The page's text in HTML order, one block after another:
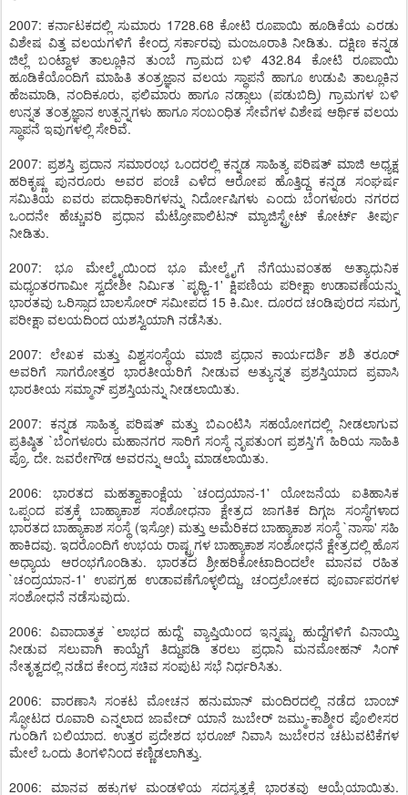
2007: ಕರ್ನಾಟಕದಲ್ಲಿ ಸುಮಾರು 1728.68 ಕೋಟಿ ರೂಪಾಯಿ ಹೂಡಿಕೆಯ ಎರಡು
ವಿಶೇಷ ವಿತ್ತ ವಲಯಗಳಿಗೆ ಕೇಂದ್ರ ಸರ್ಕಾರವು ಮಂಜೂರಾತಿ ನೀಡಿತು. ದಕ್ಷಿಣ ಕನ್ನಡ
ಜಿಲ್ಲೆ ಬಂಟ್ವಾಳ ತಾಲ್ಲೂಕಿನ ತುಂಬೆ ಗ್ರಾಮದ ಬಳಿ 432.84 ಕೋಟಿ ರೂಪಾಯಿ
ಹೂಡಿಕೆಯೊಂದಿಗೆ ಮಾಹಿತಿ ತಂತ್ರಜ್ಞಾನ ವಲಯ ಸ್ಥಾಪನೆ ಹಾಗೂ ಉಡುಪಿ ತಾಲ್ಲೂಕಿನ
ಹೆಜಮಾಡಿ, ನಂದಿಕೂರು, ಫಲಿಮಾರು ಹಾಗೂ ನಡ್ಸಾಲು (ಪಡುಬಿದ್ರಿ) ಗ್ರಾಮಗಳ ಬಳಿ
ಉನ್ನತ ತಂತ್ರಜ್ಞಾನ ಉತ್ಪನ್ನಗಳು ಹಾಗೂ ಸಂಬಂಧಿತ ಸೇವೆಗಳ ವಿಶೇಷ ಆರ್ಥಿಕ ವಲಯ
ಸ್ಥಾಪನೆ ಇವುಗಳಲ್ಲಿ ಸೇರಿವೆ.
2007: ಪ್ರಶಸ್ತಿ ಪ್ರದಾನ ಸಮಾರಂಭ ಒಂದರಲ್ಲಿ ಕನ್ನಡ ಸಾಹಿತ್ಯ ಪರಿಷತ್ ಮಾಜಿ ಅಧ್ಯಕ್ಷ
ಹರಿಕೃಷ್ಣ ಪುನರೂರು ಅವರ ಪಂಚೆ ಎಳೆದ ಆರೋಪ ಹೊತ್ತಿದ್ದ ಕನ್ನಡ ಸಂಘರ್ಷ
ಸಮಿತಿಯ ಐವರು ಪದಾಧಿಕಾರಿಗಳನ್ನು ನಿರ್ದೋಷಿಗಳು ಎಂದು ಬೆಂಗಳೂರು ನಗರದ
ಒಂದನೇ ಹೆಚ್ಚುವರಿ ಪ್ರಧಾನ ಮೆಟ್ರೋಪಾಲಿಟನ್ ಮ್ಯಾಜಿಸ್ಟ್ರೇಟ್ ಕೋರ್ಟ್ ತೀರ್ಪು
ನೀಡಿತು.
2007: ಭೂ ಮೇಲ್ಮೈಯಿಂದ ಭೂ ಮೇಲ್ಮೈಗೆ ನೆಗೆಯುವಂತಹ ಅತ್ಯಾಧುನಿಕ
ಮಧ್ಯಂತರಗಾಮೀ ಸ್ವದೇಶೀ ನಿರ್ಮಿತ `ಪೃಥ್ವಿ-1' ಕ್ಷಿಪಣಿಯ ಪರೀಕ್ಷಾ ಉಡಾವಣೆಯನ್ನು
ಭಾರತವು ಒರಿಸ್ಸಾದ ಬಾಲಸೋರ್ ಸಮೀಪದ 15 ಕಿ.ಮೀ. ದೂರದ ಚಂಡಿಪುರದ ಸಮಗ್ರ
ಪರೀಕ್ಷಾ ವಲಯದಿಂದ ಯಶಸ್ವಿಯಾಗಿ ನಡೆಸಿತು.
2007: ಲೇಖಕ ಮತ್ತು ವಿಶ್ವಸಂಸ್ಥೆಯ ಮಾಜಿ ಪ್ರಧಾನ ಕಾರ್ಯದರ್ಶಿ ಶಶಿ ತರೂರ್
ಅವರಿಗೆ ಸಾಗರೋತ್ತರ ಭಾರತೀಯರಿಗೆ ನೀಡುವ ಅತ್ಯುನ್ನತ ಪ್ರಶಸ್ತಿಯಾದ ಪ್ರವಾಸಿ
ಭಾರತೀಯ ಸಮ್ಮಾನ್ ಪ್ರಶಸ್ತಿಯನ್ನು ನೀಡಲಾಯಿತು.
2007: ಕನ್ನಡ ಸಾಹಿತ್ಯ ಪರಿಷತ್ ಮತ್ತು ಬಿಎಂಟಿಸಿ ಸಹಯೋಗದಲ್ಲಿ ನೀಡಲಾಗುವ
ಪ್ರತಿಷ್ಠಿತ `ಬೆಂಗಳೂರು ಮಹಾನಗರ ಸಾರಿಗೆ ಸಂಸ್ಥೆ ನೃಪತುಂಗ ಪ್ರಶಸ್ತಿ'ಗೆ ಹಿರಿಯ ಸಾಹಿತಿ
ಪ್ರೊ. ದೇ. ಜವರೇಗೌಡ ಅವರನ್ನು ಆಯ್ಕೆ ಮಾಡಲಾಯಿತು.
2006: ಭಾರತದ ಮಹತ್ವಾಕಾಂಕ್ಷೆಯ `ಚಂದ್ರಯಾನ-1' ಯೋಜನೆಯ ಐತಿಹಾಸಿಕ
ಒಪ್ಪಂದ ಪತ್ರಕ್ಕೆ ಬಾಹ್ಯಾಕಾಶ ಸಂಶೋಧನಾ ಕ್ಷೇತ್ರದ ಜಾಗತಿಕ ದಿಗ್ಗಜ ಸಂಸ್ಥೆಗಳಾದ
ಭಾರತದ ಬಾಹ್ಯಾಕಾಶ ಸಂಸ್ಥೆ (ಇಸ್ರೋ) ಮತ್ತು ಅಮೆರಿಕದ ಬಾಹ್ಯಾಕಾಶ ಸಂಸ್ಥೆ `ನಾಸಾ' ಸಹಿ
ಹಾಕಿದವು. ಇದರೊಂದಿಗೆ ಉಭಯ ರಾಷ್ಟ್ರಗಳ ಬಾಹ್ಯಾಕಾಶ ಸಂಶೋಧನೆ ಕ್ಷೇತ್ರದಲ್ಲಿ ಹೊಸ
ಅಧ್ಯಾಯ ಆರಂಭಗೊಂಡಿತು. ಭಾರತದ ಶ್ರೀಹರಿಕೋಟಾದಿಂದಲೇ ಮಾನವ ರಹಿತ
`ಚಂದ್ರಯಾನ-1' ಉಪಗ್ರಹ ಉಡಾವಣೆಗೊಳ್ಳಲಿದ್ದು, ಚಂದ್ರಲೋಕದ ಪೂರ್ವಾಪರಗಳ
ಸಂಶೋಧನೆ ನಡೆಸುವುದು.
2006: ವಿವಾದಾತ್ಮಕ `ಲಾಭದ ಹುದ್ದೆ' ವ್ಯಾಪ್ತಿಯಿಂದ ಇನ್ನಷ್ಟು ಹುದ್ದೆಗಳಿಗೆ ವಿನಾಯ್ತಿ
ನೀಡುವ ಸಲುವಾಗಿ ಕಾಯ್ದೆಗೆ ತಿದ್ದುಪಡಿ ತರಲು ಪ್ರಧಾನಿ ಮನಮೋಹನ್ ಸಿಂಗ್
ನೇತೃತ್ವದಲ್ಲಿ ನಡೆದ ಕೇಂದ್ರ ಸಚಿವ ಸಂಪುಟ ಸಭೆ ನಿರ್ಧರಿಸಿತು.
2006: ವಾರಣಾಸಿ ಸಂಕಟ ಮೋಚನ ಹನುಮಾನ್ ಮಂದಿರದಲ್ಲಿ ನಡೆದ ಬಾಂಬ್
ಸ್ಫೋಟದ ರೂವಾರಿ ಎನ್ನಲಾದ ಜಾವೇದ್ ಯಾನೆ ಜುಬೇರ್ ಜಮ್ಮು-ಕಾಶ್ಮೀರ ಪೊಲೀಸರ
ಗುಂಡಿಗೆ ಬಲಿಯಾದ. ಉತ್ತರ ಪ್ರದೇಶದ ಭರೂಜ್ ನಿವಾಸಿ ಜುಬೇರನ ಚಟುವಟಿಕೆಗಳ
ಮೇಲೆ ಒಂದು ತಿಂಗಳಿನಿಂದ ಕಣ್ಣಿಡಲಾಗಿತ್ತು.
2006: ಮಾನವ ಹಕ್ಕುಗಳ ಮಂಡಳಿಯ ಸದಸ್ಯತ್ವಕ್ಕೆ ಭಾರತವು ಆಯ್ಕೆಯಾಯಿತು.